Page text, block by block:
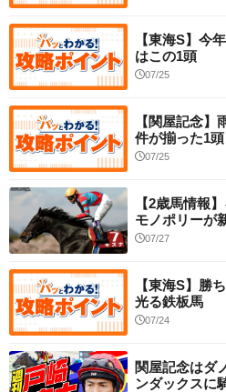
【東海S】今
はこの1頭
07/25
【関屋記念
件が揃った1頭
07/25
【2歳馬情報
モノポリーが
07/27
【東海S】勝
光る鉄板馬
07/24
関屋記念はダ
ンダックスに